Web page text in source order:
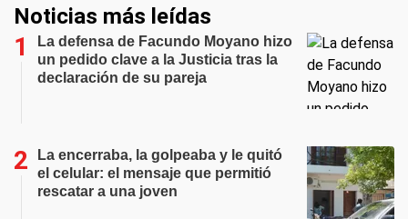
Noticias más leídas
La defensa de Facundo Moyano hizo
un pedido clave a la Justicia tras la
declaración de su pareja
La encerraba, la golpeaba y le quitó
el celular: el mensaje que permitió
rescatar a una joven